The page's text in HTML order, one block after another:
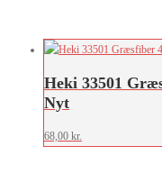
Heki 33501
Nyt
68,00 kr.